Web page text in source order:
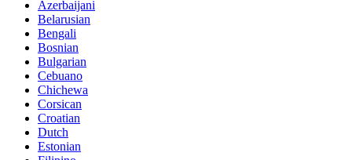
Azerbaijani
Belarusian
Bengali
Bosnian
Bulgarian
Cebuano
Chichewa
Corsican
Croatian
Dutch
Estonian